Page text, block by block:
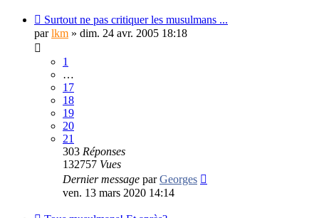
Surtout ne pas critiquer les musulmans ...
parlkm » dim. 24 avr. 2005 18:18
1
…
17
18
19
20
21
303 Réponses
132757 Vues
Dernier message parGeorges
ven. 13 mars 2020 14:14